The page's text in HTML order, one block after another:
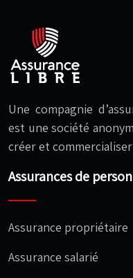
Une compagnie
est une société
créer et
Assurances de
Assurance propriétaire
Assurance salarié